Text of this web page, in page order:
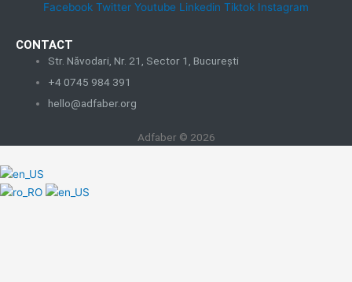
Facebook Twitter Youtube Linkedin Tiktok Instagram
CONTACT
Str. Năvodari, Nr. 21, Sector 1, București
+4 0745 984 391
hello@adfaber.org
Adfaber © 2026